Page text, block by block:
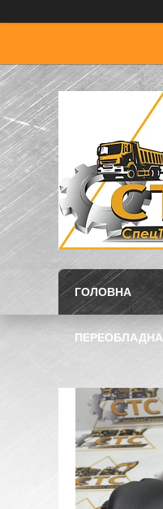
ГОЛОВНА